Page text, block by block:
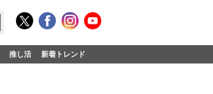
推し活 新着トレンド